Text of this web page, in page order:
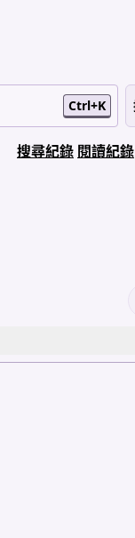
Ctrl+K
搜尋紀錄 閱讀紀錄